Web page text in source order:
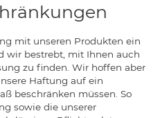
mit unseren Produkten ein
wir bestrebt, mit Ihnen auch
zu finden. Wir hoffen aber
Haftung auf ein
beschränken müssen. So
sowie die unserer